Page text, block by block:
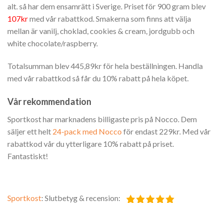
alt. så har dem ensamrätt i Sverige. Priset för 900 gram blev
107krmed vår rabattkod. Smakerna som finns att välja
mellan är vanilj, choklad, cookies & cream, jordgubb och
white chocolate/raspberry.
Totalsumman blev 445,89kr för hela beställningen. Handla
med vår rabattkod så får du 10% rabatt på hela köpet.
Vår rekommendation
Sportkost har marknadens billigaste pris på Nocco. Dem
säljer ett helt 24-pack med Nocco för endast 229kr. Med vår
rabattkod vår du ytterligare 10% rabatt på priset.
Fantastiskt!
Sportkost: Slutbetyg & recension: